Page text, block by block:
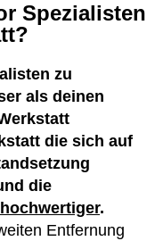
Spezialisten
zu
als deinen
die sich auf
die
.
Entfernung